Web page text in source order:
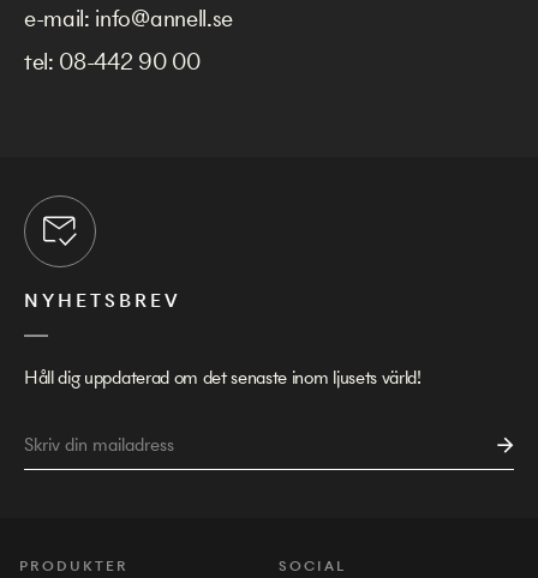
e-mail: info@annell.se
tel: 08-442 90 00
NYHETSBREV
Håll dig uppdaterad om det senaste inom ljusets värld!
PRODUKTER SOCIAL